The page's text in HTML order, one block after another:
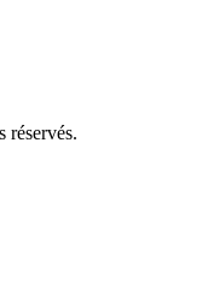
réservés.